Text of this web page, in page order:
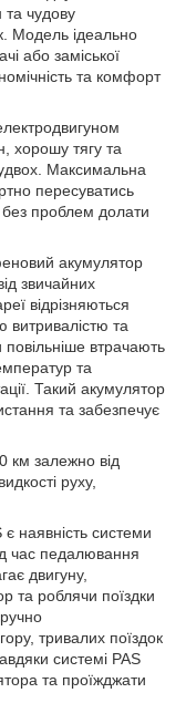
та чудову
Модель ідеально
або заміської
та комфорт
хорошу тягу та
удвох. Максимальна
пересуватись
без проблем долати
акумулятор
звичайних
відрізняються
та
втрачають
та
Такий акумулятор
та забезпечує
км залежно від
руху,
наявність системи
час педалювання
двигуну,
та роблячи поїздки
тривалих поїздок
системі PAS
та проїжджати